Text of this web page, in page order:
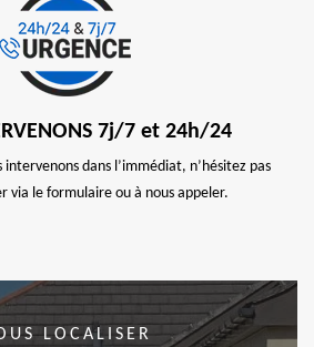
7j/7 et 24h/24
intervenons dans l’immédiat, n’hésitez pas
via le formulaire ou à nous appeler.
LOCALISER